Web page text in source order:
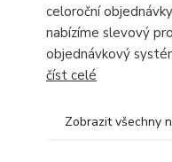
celoroční
nabízíme slevový
objednávkový
číst celé
Zobrazit všechny